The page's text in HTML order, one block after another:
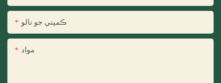
ڪمپني جو نالو
مواد